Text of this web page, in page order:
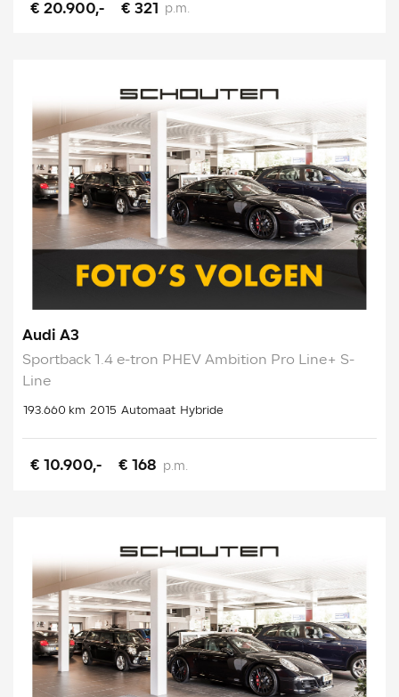
€ 20.900,- € 321 p.m.
Audi A3
Sportback 1.4 e-tron PHEV Ambition Pro Line+ S-
Line
193.660 km 2015 Automaat Hybride
€ 10.900,- € 168 p.m.